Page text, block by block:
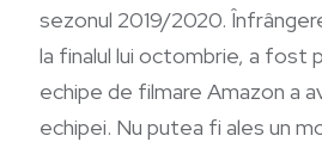
sezonul 2019/2020.
la finalul lui octombrie, a fost
echipe de filmare Amazon a
echipei. Nu putea fi ales un